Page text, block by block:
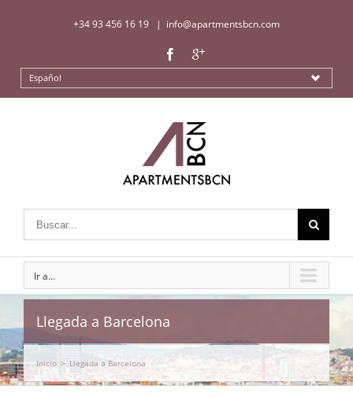
+34 93 456 16 19 | info@apartmentsbcn.com
Español
Ir a...
Llegada a Barcelona
Inicio > Llegada a Barcelona